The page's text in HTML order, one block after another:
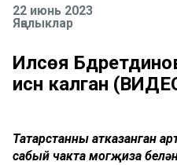
22 июнь 2023
Яңалыклар
Илсөя
исән калган
Татарстанның атказанган
сабый чакта могҗиза